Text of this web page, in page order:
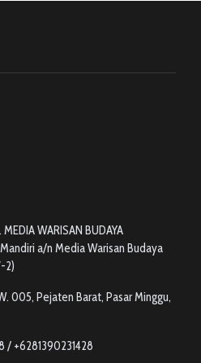
WARISAN BUDAYA
a/n Media Warisan Budaya
2)
005, Pejaten Barat, Pasar Minggu,
/ +6281390231428